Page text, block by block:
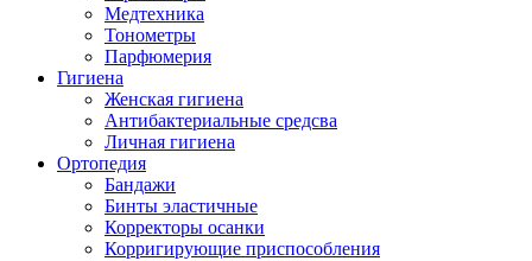
Медтехника
Тонометры
Парфюмерия
Гигиена
Женская гигиена
Антибактериальные средсва
Личная гигиена
Ортопедия
Бандажи
Бинты эластичные
Корректоры осанки
Корригирующие приспособления